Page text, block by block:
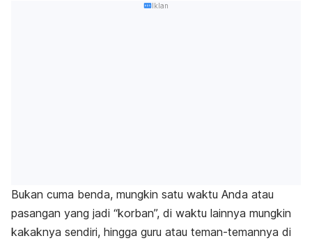
Iklan
Bukan cuma benda, mungkin satu waktu Anda atau
pasangan yang jadi “korban”, di waktu lainnya mungkin
kakaknya sendiri, hingga guru atau teman-temannya di